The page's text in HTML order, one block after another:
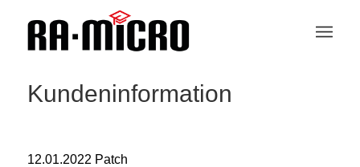
Kundeninformation
12.01.2022 Patch